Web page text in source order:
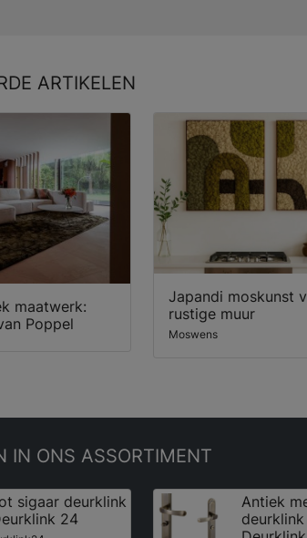
ARTIKELEN
maatwerk:
Poppel
Japandi moskunst
rustige muur
Moswens
IN ONS ASSORTIMENT
sigaar deurklink
24
Antiek
deurklink |